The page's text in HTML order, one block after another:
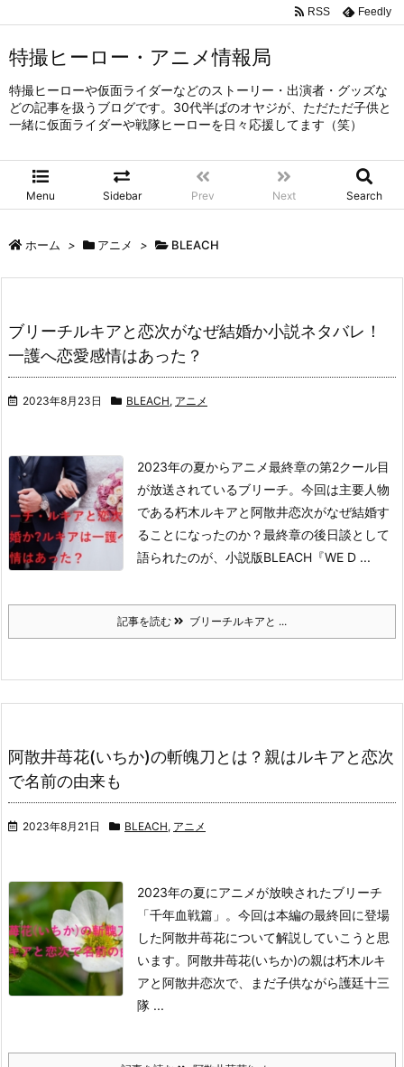
特撮ヒーロー・アニメ情報局
特撮ヒーローや仮面ライダーなどのストーリー・出演者・グッズな
どの記事を扱うブログです。30代半ばのオヤジが、ただただ子供と
一緒に仮面ライダーや戦隊ヒーローを日々応援してます（笑）
Menu Sidebar Prev Next Search
RSS Feedly
ホーム > アニメ > BLEACH
ブリーチルキアと恋次がなぜ結婚か小説ネタバレ！
一護へ恋愛感情はあった？
2023年8月23日 BLEACH, アニメ
2023年の夏からアニメ最終章の第2クール目
が放送されているブリーチ。 今回は主要人物
である朽木ルキアと阿散井恋次がなぜ結婚す
ることになったのか？最終章の後日談として
語られたのが、小説版BLEACH『WE D ...
記事を読む ブリーチルキアと ...
阿散井苺花(いちか)の斬魄刀とは？親はルキアと恋次
で名前の由来も
2023年8月21日 BLEACH, アニメ
2023年の夏にアニメが放映されたブリーチ
「千年血戦篇」。 今回は本編の最終回に登場
した阿散井苺花について解説していこうと思
います。 阿散井苺花(いちか)の親は朽木ルキ
アと阿散井恋次で、まだ子供ながら護廷十三
隊 ...